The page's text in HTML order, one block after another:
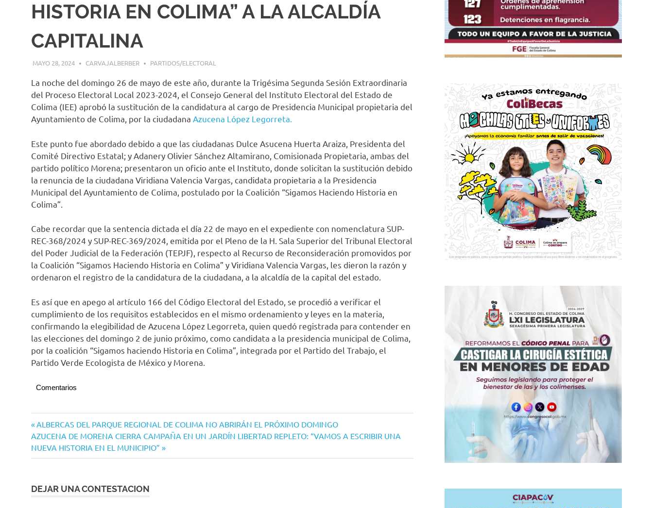
HISTORIA EN COLIMA” A LA ALCALDÍA
CAPITALINA
MAYO 28, 2024 CARVAJALBERBER PARTIDOS/ELECTORAL
La noche del domingo 26 de mayo de este año, durante la Trigésima Segunda Sesión Extraordinaria
del Proceso Electoral Local 2023-2024, el Consejo General del Instituto Electoral del Estado de
Colima (IEE) aprobó la sustitución de la candidatura al cargo de Presidencia Municipal propietaria del
Ayuntamiento de Colima, por la ciudadana Azucena López Legorreta.
Este punto fue abordado debido a que las ciudadanas Dulce Asucena Huerta Araiza, Presidenta del
Comité Directivo Estatal; y Adanery Olivier Sánchez Altamirano, Comisionada Propietaria, ambas del
partido político Morena; presentaron un oficio ante el Instituto, donde solicitan la sustitución debido
la renuncia de la ciudadana Viridiana Valencia Vargas, candidata propietaria a la Presidencia
Municipal del Ayuntamiento de Colima, postulado por la Coalición “Sigamos Haciendo Historia en
Colima”.
Cabe recordar que la sentencia dictada el día 22 de mayo en el expediente con nomenclatura SUP-
REC-368/2024 y SUP-REC-369/2024, emitida por el Pleno de la H. Sala Superior del Tribunal Electoral
del Poder Judicial de la Federación (TEPJF), respecto al Recurso de Reconsideración promovidos por
la Coalición “Sigamos Haciendo Historia en Colima” y Viridiana Valencia Vargas, les dieron la razón y
ordenaron el registro de la candidatura de la ciudadana, a la alcaldía de la capital del estado.
Es así que en apego al artículo 166 del Código Electoral del Estado, se procedió a verificar el
cumplimiento de los requisitos establecidos en el mismo ordenamiento y leyes en la materia,
confirmando la elegibilidad de Azucena López Legorreta, quien quedó registrada para contender en
las elecciones del domingo 2 de junio próximo, como candidata a la presidencia municipal de Colima,
por la coalición “Sigamos haciendo Historia en Colima”, integrada por el Partido del Trabajo, el
Partido Verde Ecologista de México y Morena.
Comentarios
Navegación
de
entradas
Entrada
anterior:
ALBERCAS DEL PARQUE REGIONAL DE COLIMA NO ABRIRÁN EL PRÓXIMO DOMINGO
Siguiente
entrada:
AZUCENA DE MORENA CIERRA CAMPAÑA EN UN JARDÍN LIBERTAD REPLETO: “VAMOS A ESCRIBIR UNA
NUEVA HISTORIA EN EL MUNICIPIO”
DEJAR UNA CONTESTACION